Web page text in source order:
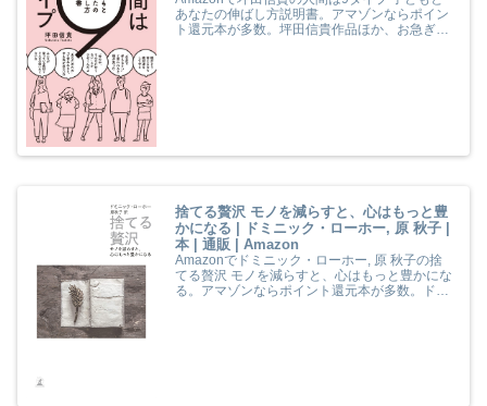
あなたの伸ばし方説明書。アマゾンならポイン
ト還元本が多数。坪田信貴作品ほか、お急ぎ便
捨てる贅沢 モノを減らすと、心はもっと豊
かになる | ドミニック・ローホー, 原 秋子 |
本 | 通販 | Amazon
Amazonでドミニック・ローホー, 原 秋子の捨
てる贅沢 モノを減らすと、心はもっと豊かにな
る。アマゾンならポイント還元本が多数。ドミ